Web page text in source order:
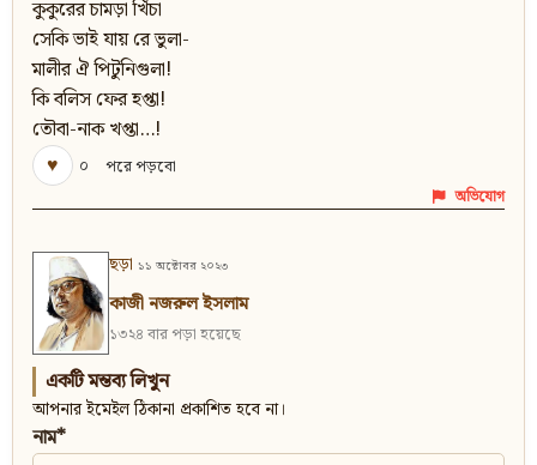
কুকুরের চামড়া খিঁচা
সেকি ভাই যায় রে ভুলা-
মালীর ঐ পিটুনিগুলা!
কি বলিস ফের হপ্তা!
তৌবা-নাক খপ্তা…!
♥
০ পরে পড়বো
অভিযোগ
ছড়া ১১ অক্টোবর ২০২৩
কাজী নজরুল ইসলাম
১৩২৪ বার পড়া হয়েছে
একটি মন্তব্য লিখুন
আপনার ইমেইল ঠিকানা প্রকাশিত হবে না।
নাম*